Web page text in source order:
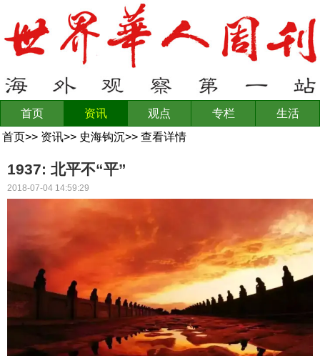
首页 资讯 观点 专栏
生活
首页>> 资讯>> 史海钩沉>> 查看详情
1937: 北平不“平”
2018-07-04 14:59:29